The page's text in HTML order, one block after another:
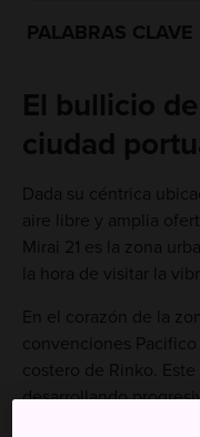
PALABRAS CLAVE
El bullicio
ciudad
Dada su céntrica
aire libre y amplia
Mirai 21 es la zona
la hora de visitar la
En el corazón de la
convenciones
costero de Rinko.
desarrollando